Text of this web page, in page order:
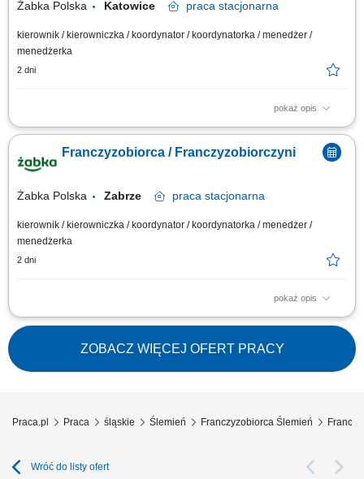
Żabka Polska Katowice praca stacjonarna
kierownik / kierowniczka / koordynator / koordynatorka / menedżer /
menedżerka
2 dni
pokaż opis
Główne zadania: Prowadzenie własnej działalności gospodarczej w
oparciu o sprawdzony model biznesowy. Dbanie o wysoką jakość obsługi.
Monitorowanie stanów magazynowych i zamówień. Dostosowywanie
asortymentu sklepu do potrzeb lokalnego rynku. Współpraca z centralą w
Franczyzobiorca / Franczyzobiorczyni
Żabka Polska Zabrze praca stacjonarna
kierownik / kierowniczka / koordynator / koordynatorka / menedżer /
menedżerka
2 dni
pokaż opis
Główne zadania: Prowadzenie własnej działalności gospodarczej w
oparciu o sprawdzony model biznesowy. Dbanie o wysoką jakość obsługi.
Monitorowanie stanów magazynowych i zamówień. Dostosowywanie
asortymentu sklepu do potrzeb lokalnego rynku. Współpraca z centralą w
zakresie działań...
ZOBACZ WIĘCEJ OFERT PRACY
Praca.pl Praca śląskie Ślemień Franczyzobiorca Ślemień
Wróć do listy ofert